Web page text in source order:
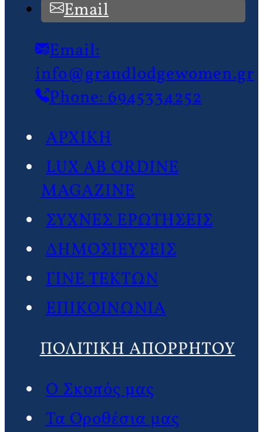
Email
Email:
info@grandlodgewomen.gr
Phone: 6945334252
ΑΡΧΙΚΗ
LUX AB ORDINE
MAGAZINE
ΣΥΧΝΕΣ ΕΡΩΤΗΣΕΙΣ
ΔΗΜΟΣΙΕΥΣΕΙΣ
ΓΙΝΕ ΤΕΚΤΩΝ
ΕΠΙΚΟΙΝΩΝΙΑ
ΠΟΛΙΤΙΚΗ ΑΠΟΡΡΗΤΟΥ
Ο Σκοπός μας
Τα Οροθέσια μας